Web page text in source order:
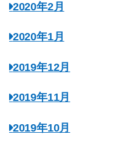
2020年2月
2020年1月
2019年12月
2019年11月
2019年10月